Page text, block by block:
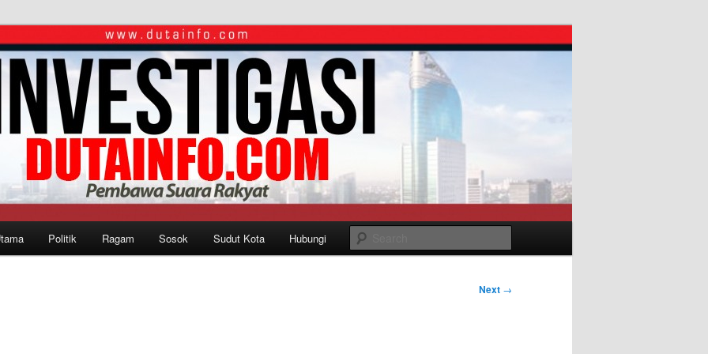
Politik Ragam Sosok Sudut Kota Hubungi
Next →